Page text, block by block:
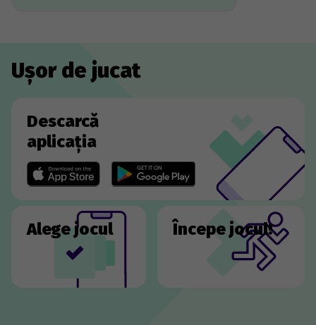
Ușor de jucat
Descarcă
aplicația
Alege jocul Începe jocul!